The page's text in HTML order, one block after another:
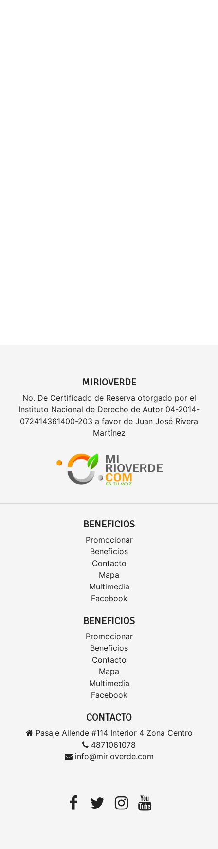
MIRIOVERDE
No. De Certificado de Reserva otorgado por el
Instituto Nacional de Derecho de Autor 04-2014-
072414361400-203 a favor de Juan José Rivera
Martínez
BENEFICIOS
Promocionar
Beneficios
Contacto
Mapa
Multimedia
Facebook
BENEFICIOS
Promocionar
Beneficios
Contacto
Mapa
Multimedia
Facebook
CONTACTO
Pasaje Allende #114 Interior 4 Zona Centro
4871061078
info@mirioverde.com